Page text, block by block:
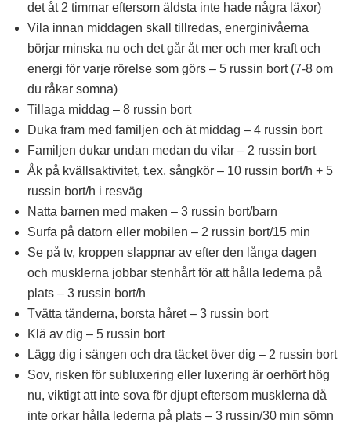
det åt 2 timmar eftersom äldsta inte hade några läxor)
Vila innan middagen skall tillredas, energinivåerna
börjar minska nu och det går åt mer och mer kraft och
energi för varje rörelse som görs – 5 russin bort (7-8 om
du råkar somna)
Tillaga middag – 8 russin bort
Duka fram med familjen och ät middag – 4 russin bort
Familjen dukar undan medan du vilar – 2 russin bort
Åk på kvällsaktivitet, t.ex. sångkör – 10 russin bort/h + 5
russin bort/h i resväg
Natta barnen med maken – 3 russin bort/barn
Surfa på datorn eller mobilen – 2 russin bort/15 min
Se på tv, kroppen slappnar av efter den långa dagen
och musklerna jobbar stenhårt för att hålla lederna på
plats – 3 russin bort/h
Tvätta tänderna, borsta håret – 3 russin bort
Klä av dig – 5 russin bort
Lägg dig i sängen och dra täcket över dig – 2 russin bort
Sov, risken för subluxering eller luxering är oerhört hög
nu, viktigt att inte sova för djupt eftersom musklerna då
inte orkar hålla lederna på plats – 3 russin/30 min sömn